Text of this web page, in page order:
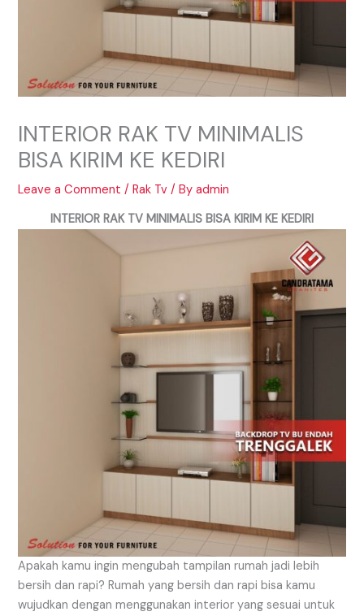
INTERIOR RAK TV MINIMALIS
BISA KIRIM KE KEDIRI
Leave a Comment /Rak Tv / Byadmin
INTERIOR RAK TV MINIMALIS BISA KIRIM KE KEDIRI
Apakah kamu ingin mengubah tampilan rumah jadi lebih
bersih dan rapi? Rumah yang bersih dan rapi bisa kamu
wujudkan dengan menggunakan interior yang sesuai untuk